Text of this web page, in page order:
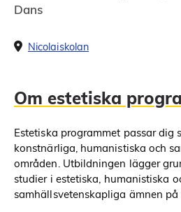
Dans
Nicolaiskolan
Om estetiska
Estetiska programmet passar dig
konstnärliga, humanistiska och
områden. Utbildningen lägger
studier i estetiska, humanistiska
samhällsvetenskapliga ämnen